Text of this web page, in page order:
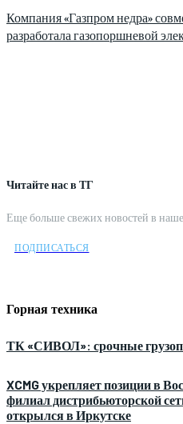
Читайте нас в ТГ
Еще больше свежих новостей в
ПОДПИСАТЬСЯ
Горная техника
ТК «СИВОЛ»: срочные
XCMG укрепляет позиции в
филиал дистрибьюторской
открылся в Иркутске
Компания «Газпром недра»
разработала газопоршневой